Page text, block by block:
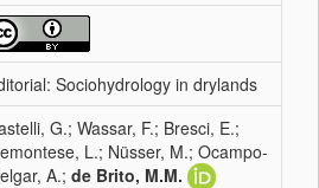
Sociohydrology in drylands
G.; Wassar, F.; Bresci, E.;
L.; Nüsser, M.; Ocampo-
A.; de Brito, M.M.